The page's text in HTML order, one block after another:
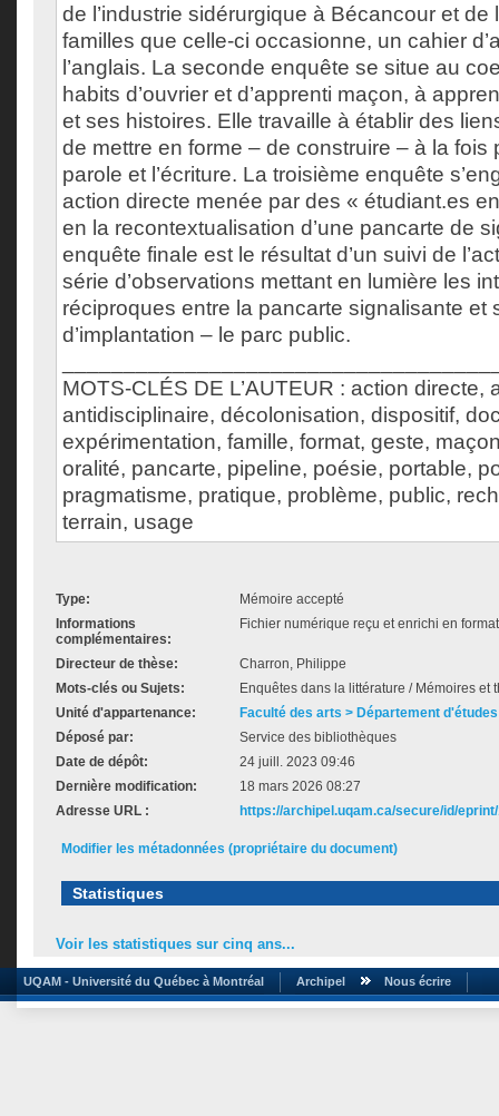
de l’industrie sidérurgique à Bécancour et
familles que celle-ci occasionne, un cahier
l’anglais. La seconde enquête se situe au
habits d’ouvrier et d’apprenti maçon, à
et ses histoires. Elle travaille à établir des
de mettre en forme – de construire – à la fois
parole et l’écriture. La troisième enquête
action directe menée par des « étudiant.es
en la recontextualisation d’une pancarte de
enquête finale est le résultat d’un suivi de
série d’observations mettant en lumière les
réciproques entre la pancarte signalisante et
d’implantation – le parc public.
MOTS-CLÉS DE L’AUTEUR : action directe,
antidisciplinaire, décolonisation, dispositif,
expérimentation, famille, format, geste,
oralité, pancarte, pipeline, poésie, portable,
pragmatisme, pratique, problème, public,
terrain, usage
Type:
Mémoire accepté
Informations
complémentaires:
Fichier numérique reçu et enrichi en
Directeur de thèse:
Charron, Philippe
Mots-clés ou Sujets:
Enquêtes dans la littérature / Mémoires et
Unité d'appartenance:
Faculté des arts > Département
Déposé par:
Service des bibliothèques
Date de dépôt:
24 juill. 2023 09:46
Dernière modification:
18 mars 2026 08:27
Adresse URL :
https://archipel.uqam.ca/secure/id/
Modifier les métadonnées (propriétaire du document)
Statistiques
Voir les statistiques sur cinq ans...
UQAM - Université du Québec à Montréal Archipel Nous écrire